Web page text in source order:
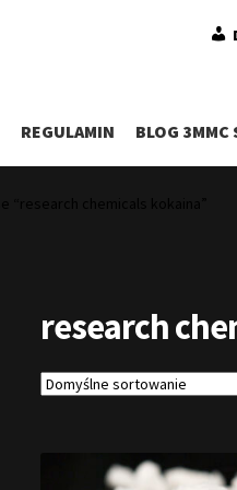
REGULAMIN BLOG 3MMC
research